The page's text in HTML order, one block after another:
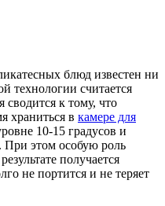
блюд известен ни
технологии считается
к тому, что
храниться в камере для
10-15 градусов и
При этом особую роль
получается
не портится и не теряет